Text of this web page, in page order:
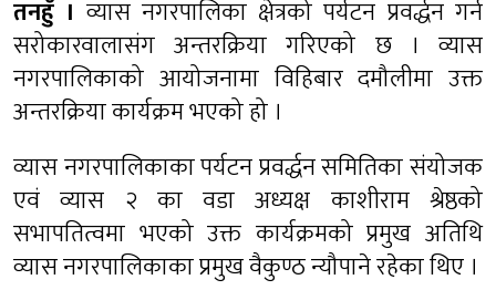
तनहुँ । व्यास नगरपालिका क्षेत्रको पर्यटन प्रवर्द्धन गर्न
सरोकारवालासंग अन्तरक्रिया गरिएको छ । व्यास
नगरपालिकाको आयोजनामा विहिबार दमौलीमा उक्त
अन्तरक्रिया कार्यक्रम भएको हो ।
व्यास नगरपालिकाका पर्यटन प्रवर्द्धन समितिका संयोजक
एवं व्यास २ का वडा अध्यक्ष काशीराम श्रेष्ठको
सभापतित्वमा भएको उक्त कार्यक्रमको प्रमुख अतिथि
व्यास नगरपालिकाका प्रमुख वैकुण्ठ न्यौपाने रहेका थिए ।